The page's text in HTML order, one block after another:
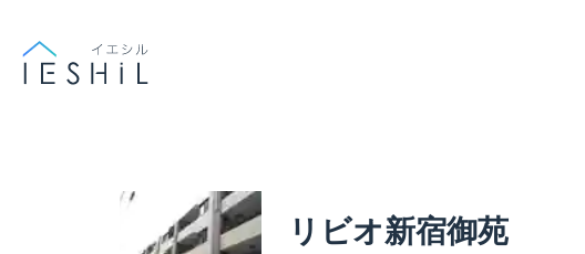
リビオ新宿御苑